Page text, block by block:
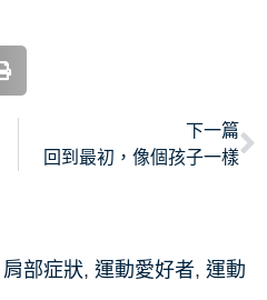
下一篇
回到最初，像個孩子一樣
肩部症狀, 運動愛好者, 運動